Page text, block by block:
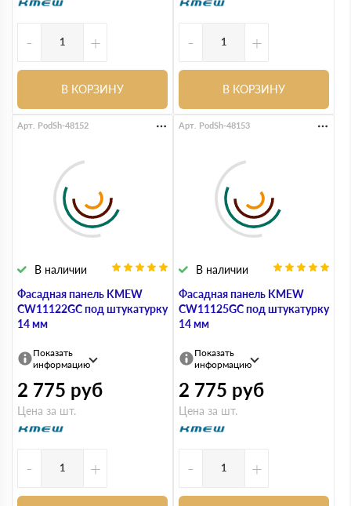
- +
В КОРЗИНУ
- +
В КОРЗИНУ
Фасадная панель KMEW
CW11122GC под штукатурку
14 мм
В наличии
Арт. PodSh-48152
Показать
информацию
2 775 руб
Цена за шт.
- +
Фасадная панель KMEW
CW11125GC под штукатурку
14 мм
В наличии
Арт. PodSh-48153
Показать
информацию
2 775 руб
Цена за шт.
- +